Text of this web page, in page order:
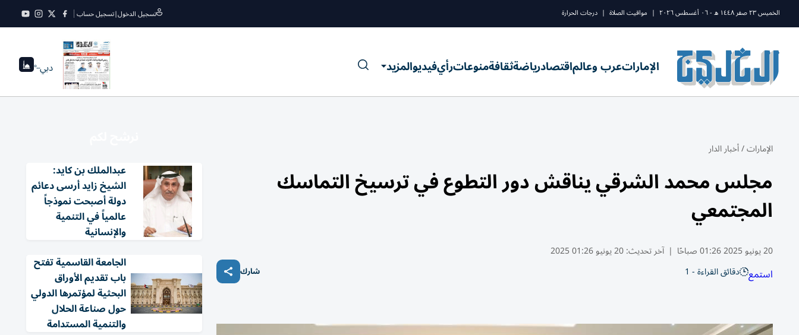
الخميس ٢٣ صفر ١٤٤٨ ه - ٠٦ أغسطس ٢٠٢٦ | مواقيت الصلاة | درجات الحرارة تسجيل الدخول|تسجيل حساب
الإماراتعرب وعالماقتصادرياضةثقافةمنوعاترأيفيديوالمزيد دبي--°
الإمارات/أخبار الدار
مجلس محمد الشرقي يناقش دور التطوع في ترسيخ التماسك
المجتمعي
20 يونيو 2025 01:26 صباحًا | آخر تحديث:20 يونيو 01:26 2025
استمع دقائق القراءة - 1 شارك
عبدالملك بن كايد:
الشيخ زايد أرسى دعائم
دولة أصبحت نموذجاً
عالمياً في التنمية
والإنسانية
الجامعة القاسمية تفتح
باب تقديم الأوراق
البحثية لمؤتمرها الدولي
حول صناعة الحلال
والتنمية المستدامة